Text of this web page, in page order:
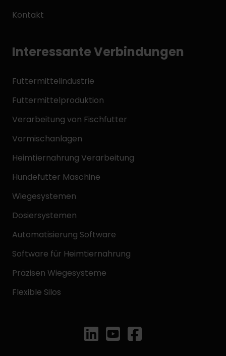
Kontakt
Interessante Verbindungen
Futtermittelindustrie
Futtermittelproduktion
Verarbeitung von Fischfutter
Vormischanlagen
Heimtiernahrung Verarbeitung
Hundefutter Maschine
Wiegesystemen
Dosiersystemen
Automatisierung Software
Software für Heimtiernahrung
Präzisen Wiegesysteme
Flexible Silos